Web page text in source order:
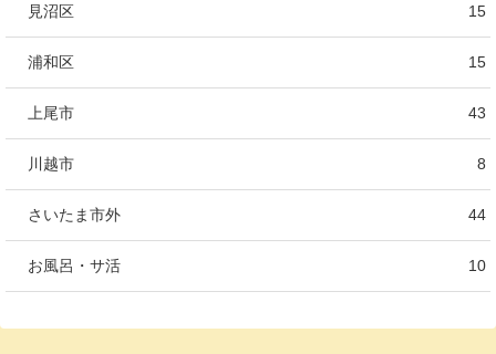
見沼区 15
浦和区 15
上尾市 43
川越市 8
さいたま市外 44
お風呂・サ活 10